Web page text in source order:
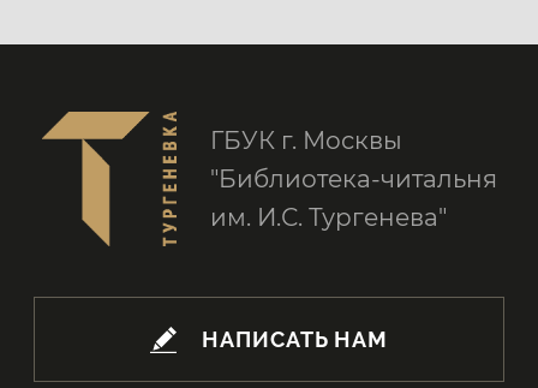
ГБУК г. Москвы
"Библиотека-читальня
им. И.С. Тургенева"
НАПИСАТЬ НАМ